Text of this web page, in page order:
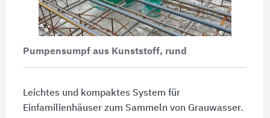
Pumpensumpf aus Kunststoff, rund
Leichtes und kompaktes System für
Einfamilienhäuser zum Sammeln von Grauwasser.